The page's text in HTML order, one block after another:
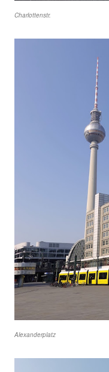
Charlottenstr.
Alexanderplatz